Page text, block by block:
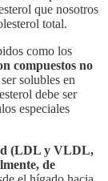
que nosotros
total.
como los
compuestos no
solubles en
debe ser
especiales
(LDL y VLDL,
de